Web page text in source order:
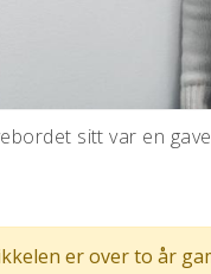
sitt var en
er over to år